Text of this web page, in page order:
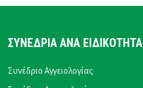
ΣΥΝΕΔΡΙΑ ΑΝΑ ΕΙΔΙΚΟΤΗΤΑ
Συνέδριο Αγγειολογίας